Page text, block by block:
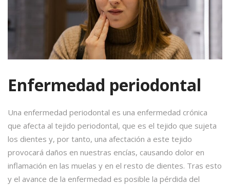
Enfermedad periodontal
Una enfermedad periodontal es una enfermedad crónica
que afecta al tejido periodontal, que es el tejido que sujeta
los dientes y, por tanto, una afectación a este tejido
provocará daños en nuestras encías, causando dolor en
inflamación en las muelas y en el resto de dientes. Tras esto
y el avance de la enfermedad es posible la pérdida del